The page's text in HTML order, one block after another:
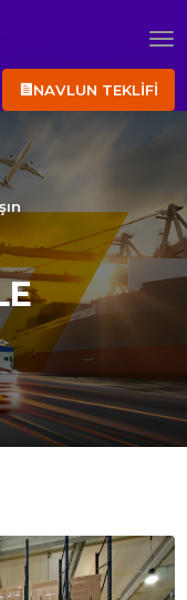
NAVLUN TEKLİFİ